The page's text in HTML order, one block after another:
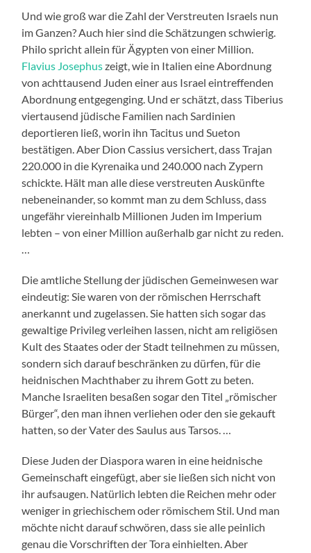
Und wie groß war die Zahl der Verstreuten Israels nun
im Ganzen? Auch hier sind die Schätzungen schwierig.
Philo spricht allein für Ägypten von einer Million.
Flavius Josephuszeigt, wie in Italien eine Abordnung
von achttausend Juden einer aus Israel eintreffenden
Abordnung entgegenging. Und er schätzt, dass Tiberius
viertausend jüdische Familien nach Sardinien
deportieren ließ, worin ihn Tacitus und Sueton
bestätigen. Aber Dion Cassius versichert, dass Trajan
220.000 in die Kyrenaika und 240.000 nach Zypern
schickte. Hält man alle diese verstreuten Auskünfte
nebeneinander, so kommt man zu dem Schluss, dass
ungefähr viereinhalb Millionen Juden im Imperium
lebten – von einer Million außerhalb gar nicht zu reden.
…
Die amtliche Stellung der jüdischen Gemeinwesen war
eindeutig: Sie waren von der römischen Herrschaft
anerkannt und zugelassen. Sie hatten sich sogar das
gewaltige Privileg verleihen lassen, nicht am religiösen
Kult des Staates oder der Stadt teilnehmen zu müssen,
sondern sich darauf beschränken zu dürfen, für die
heidnischen Machthaber zu ihrem Gott zu beten.
Manche Israeliten besaßen sogar den Titel „römischer
Bürger“, den man ihnen verliehen oder den sie gekauft
hatten, so der Vater des Saulus aus Tarsos. …
Diese Juden der Diaspora waren in eine heidnische
Gemeinschaft eingefügt, aber sie ließen sich nicht von
ihr aufsaugen. Natürlich lebten die Reichen mehr oder
weniger in griechischem oder römischem Stil. Und man
möchte nicht darauf schwören, dass sie alle peinlich
genau die Vorschriften der Tora einhielten. Aber